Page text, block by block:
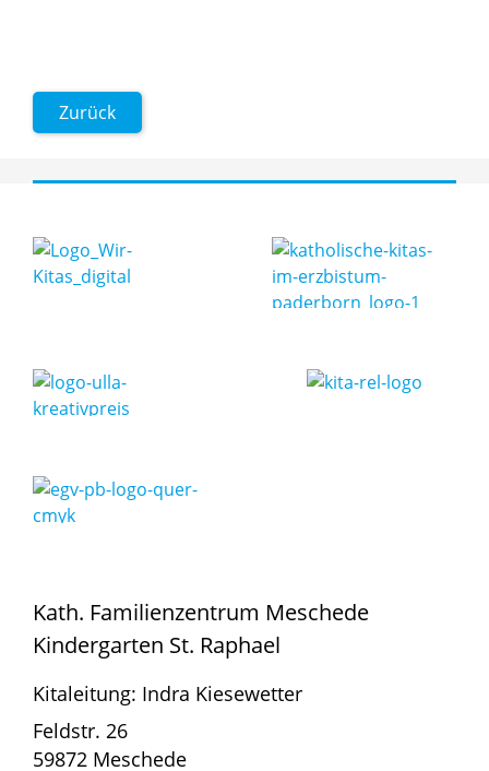
Zurück
Kath. Familienzentrum Meschede
Kindergarten St. Raphael
Kitaleitung: Indra Kiesewetter
Feldstr. 26
59872 Meschede